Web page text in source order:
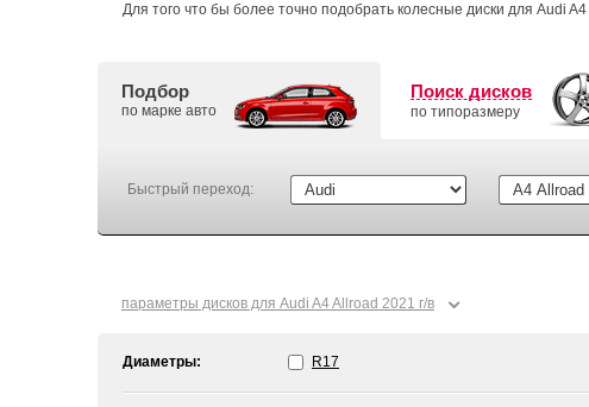
Для того что бы более точно подобрать колесные диски для Audi
Подбор
по марке авто
Поиск дисков
по типоразмеру
Быстрый переход:
параметры дисков для Audi A4 Allroad 2021 г/в ⌄
Диаметры: R17